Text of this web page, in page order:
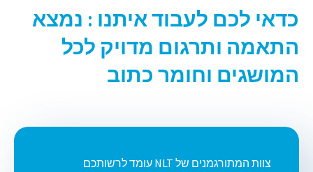
כדאי לכם לעבוד איתנו : נמצא
התאמה ותרגום מדויק לכל
המושגים וחומר כתוב
צוות המתורגמנים של NLT עומד לרשותכם